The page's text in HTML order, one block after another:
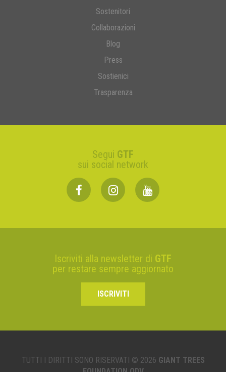
Sostenitori
Collaborazioni
Blog
Press
Sostienici
Trasparenza
Segui GTF
sui social network
Iscriviti alla newsletter di GTF
per restare sempre aggiornato
ISCRIVITI
TUTTI I DIRITTI SONO RISERVATI © 2026 GIANT TREES